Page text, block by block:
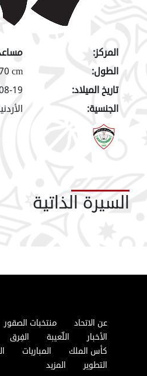
المركز:
الطول:
cm
تاريخ الميلاد:
19
الجنسية:
السيرة الذاتية
عن الاتحاد منتخبات الصقور
الأخبار
اللّعيبة الفِرق
كأس الملك
المباريات
التطوير
المزيد